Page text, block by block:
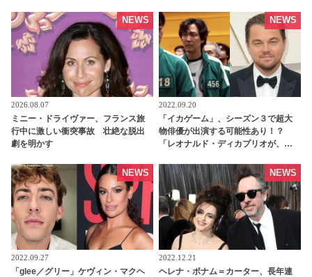
っぱいの姿をシェア［写真あり］ -
tvgroove
tvgroove
2026.08.07
ミニー・ドライヴァー、フランス旅
行中に激しい衝突事故 壮絶な脱出
劇を明かす
NEWS
2022.09.20
「イカゲーム」、シーズン３で超大
物俳優が出演する可能性あり！？
「レオナルド・ディカプリオが、
て・・」 ファン・ドンヒョク監督が
明かす - tvgroove
NEWS
2022.09.27
「glee／グリー」ケヴィン・マクヘ
NEWS
2022.12.21
ヘレナ・ボナム＝カーター、長年連
NEWS